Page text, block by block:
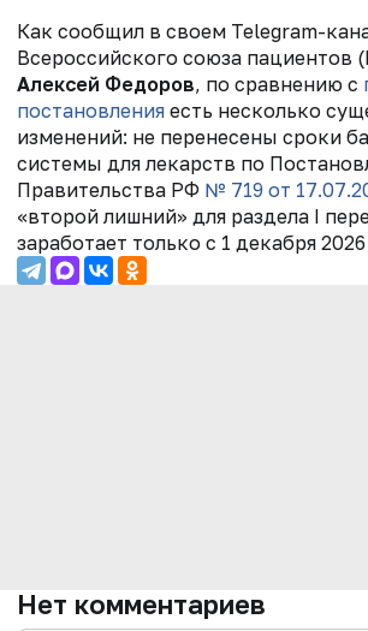
Как сообщил в своем Telegram-
Всероссийского союза пациентов
Алексей Федоров, по сравнению с
постановления есть несколько
изменений: не перенесены сроки
системы для лекарств по
Правительства РФ № 719 от
«второй лишний» для раздела I
заработает только с 1 декабря
Нет комментариев